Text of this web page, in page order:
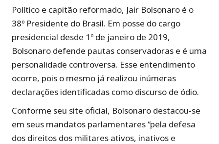
Político e capitão reformado, Jair Bolsonaro é o
38º Presidente do Brasil. Em posse do cargo
presidencial desde 1º de janeiro de 2019,
Bolsonaro defende pautas conservadoras e é uma
personalidade controversa. Esse entendimento
ocorre, pois o mesmo já realizou inúmeras
declarações identificadas como discurso de ódio.
Conforme seu site oficial, Bolsonaro destacou-se
em seus mandatos parlamentares “pela defesa
dos direitos dos militares ativos, inativos e